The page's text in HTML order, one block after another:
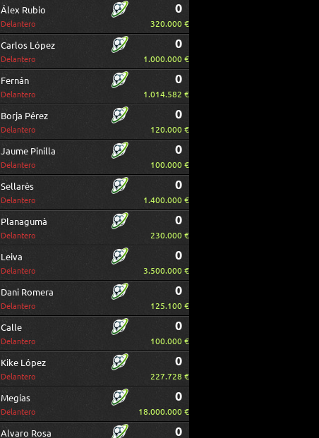
Álex Rubio
Delantero
0
320.000 €
Carlos López
Delantero
0
1.000.000 €
Fernán
Delantero
0
1.014.582 €
Borja Pérez
Delantero
0
120.000 €
Jaume Pinilla
Delantero
0
100.000 €
Sellarès
Delantero
0
1.400.000 €
Planagumà
Delantero
0
230.000 €
Leiva
Delantero
0
3.500.000 €
Dani Romera
Delantero
0
125.100 €
Calle
Delantero
0
100.000 €
Kike López
Delantero
0
227.728 €
Megías
Delantero
0
18.000.000 €
Alvaro Rosa 0